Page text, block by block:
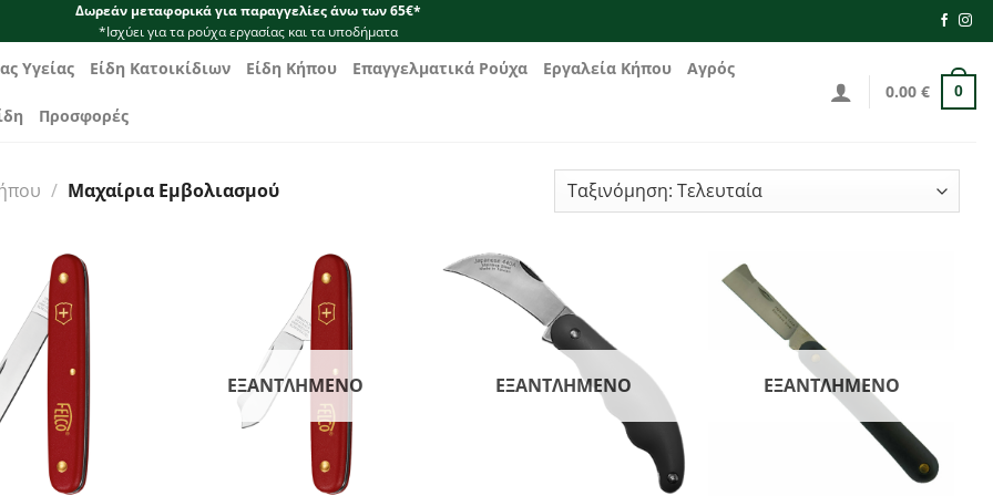
Δωρεάν μεταφορικά για παραγγελίες άνω των 65€*
*Ισχύει για τα ρούχα εργασίας και τα υποδήματα
Υγείας Είδη Κατοικίδιων Είδη Κήπου Επαγγελματικά Ρούχα Εργαλεία Κήπου Αγρός
Προσφορές
0.00€ 0
/ Μαχαίρια Εμβολιασμού
ΕΞΑΝΤΛΗΜΈΝΟ ΕΞΑΝΤΛΗΜΈΝΟ ΕΞΑΝΤΛΗΜΈΝΟ